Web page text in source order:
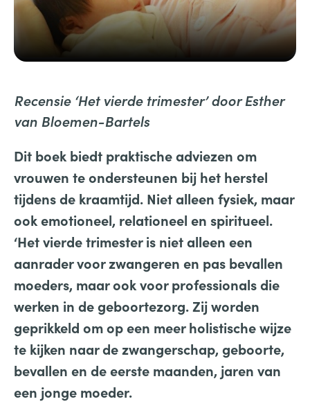
Recensie ‘Het vierde trimester’ door Esther
van Bloemen-Bartels
Dit boek biedt praktische adviezen om
vrouwen te ondersteunen bij het herstel
tijdens de kraamtijd. Niet alleen fysiek, maar
ook emotioneel, relationeel en spiritueel.
‘Het vierde trimester is niet alleen een
aanrader voor zwangeren en pas bevallen
moeders, maar ook voor professionals die
werken in de geboortezorg.Zij worden
geprikkeld om op een meer holistische wijze
te kijken naar de zwangerschap, geboorte,
bevallen en de eerste maanden, jaren van
een jonge moeder.